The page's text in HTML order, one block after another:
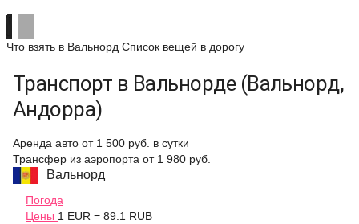
Что взять в Вальнорд Список вещей в дорогу
Транспорт в Вальнорде (Вальнорд,
Андорра)
Аренда авто от 1 500 руб. в сутки
Трансфер из аэропорта от 1 980 руб.
Вальнорд
Погода
Цены 1 EUR = 89.1 RUB